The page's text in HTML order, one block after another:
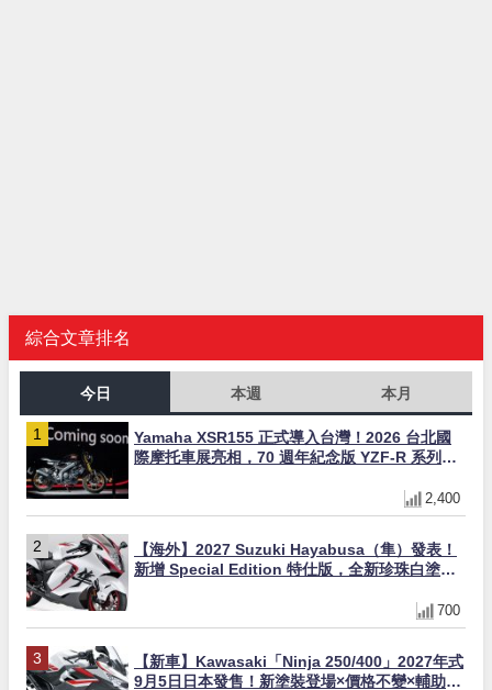
綜合文章排名
今日 本週 本月
Yamaha XSR155 正式導入台灣！2026 台北國
際摩托車展亮相，70 週年紀念版 YZF-R 系列限
2,400
【海外】2027 Suzuki Hayabusa（隼）發表！
新增 Special Edition 特仕版，全新珍珠白塗裝
700
【新車】Kawasaki「Ninja 250/400」2027年式
9月5日日本發售！新塗裝登場×價格不變×輔助滑